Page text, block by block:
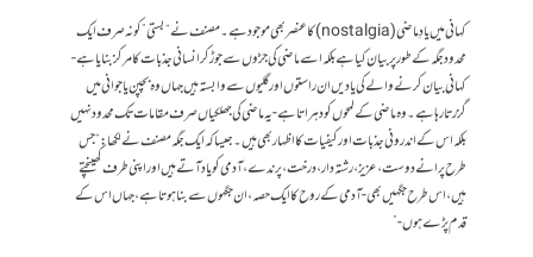
کہانی میں یادِ ماضی (nostalgia) کا عنصر بھی موجود ہے۔ مصنف نے “بستی” کو نہ صرف ایک
محدود جگہ کے طور پر بیان کیا ہے بلکہ اسے ماضی کی جڑوں سے جوڑ کر انسانی جذبات کا مرکز بنایا ہے-
کہانی بیان کرنے والے کی یادیں ان راستوں اور گلیوں سے وابستہ ہیں جہاں وہ بچپن یا جوانی میں
گزرتا رہا ہے۔ وہ ماضی کے لمحوں کو دہراتا ہے- یہ ماضی کی جھلکیاں صرف مقامات تک محدود نہیں
بلکہ اس کے اندرونی جذبات اور کیفیات کا اظہار بھی ہیں۔ جیسا کہ ایک جگہ مصنف نے لکھا: “جس
طرح پرانے دوست، عزیز، رشتہ دار، درخت، پرندے، آدمی کو یاد آتے ہیں اور اپنی طرف کھینچتے
ہیں، اس طرح جگہیں بھی- آدمی کے روح کا ایک حصہ، ان جگہوں سے بنا ہوتا ہے، جہاں اس کے
قدم پڑے ہوں-”